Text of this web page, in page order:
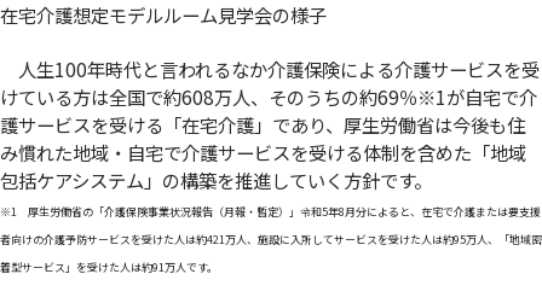
在宅介護想定モデルルーム見学会の様子
人生100年時代と言われるなか介護保険による介護サービスを受
けている方は全国で約608万人、そのうちの約69％※1が自宅で介
護サービスを受ける「在宅介護」であり、厚生労働省は今後も住
み慣れた地域・自宅で介護サービスを受ける体制を含めた「地域
包括ケアシステム」の構築を推進していく方針です。
※1 厚生労働省の「介護保険事業状況報告（月報・暫定）」令和5年8月分によると、在宅で介護または要支援
者向けの介護予防サービスを受けた人は約421万人、施設に入所してサービスを受けた人は約95万人、「地域密
着型サービス」を受けた人は約91万人です。